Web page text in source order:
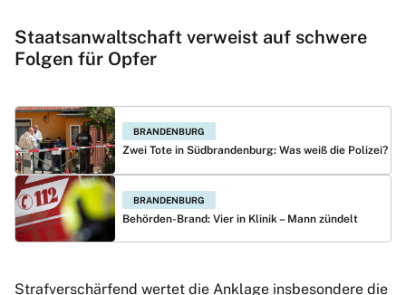
Staatsanwaltschaft verweist auf schwere
Folgen für Opfer
BRANDENBURG
Zwei Tote in Südbrandenburg: Was weiß die Polizei?
BRANDENBURG
Behörden-Brand: Vier in Klinik – Mann zündelt
Strafverschärfend wertet die Anklage insbesondere die